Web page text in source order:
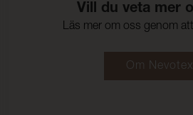
Vill du veta mer
Läs mer om oss genom
Om Nevotex